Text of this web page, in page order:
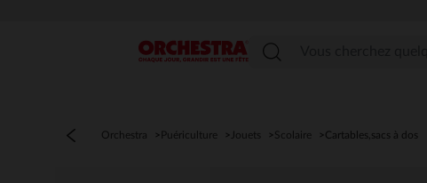
Menu
Orchestra Puériculture Jouets Scolaire Cartables,sacs à dos